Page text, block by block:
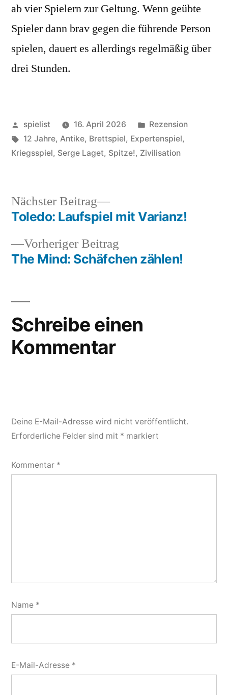
ab vier Spielern zur Geltung. Wenn geübte
Spieler dann brav gegen die führende Person
spielen, dauert es allerdings regelmäßig über
drei Stunden.
Veröffentlicht
von
spielist 16. April 2026
Veröffentlicht
in
Rezension
Schlagwörter:
12 Jahre, Antike, Brettspiel, Expertenspiel,
Kriegsspiel, Serge Laget, Spitze!, Zivilisation
Beitragsnavigation
Vorheriger Beitrag
Beitrag:
The Mind: Schäfchen zählen!
Nächster Beitrag
Nächster
Beitrag:
Toledo: Laufspiel mit Varianz!
Schreibe einen
Kommentar
Deine E-Mail-Adresse wird nicht veröffentlicht.
Erforderliche Felder sind mit * markiert
Kommentar *
Name *
E-Mail-Adresse *